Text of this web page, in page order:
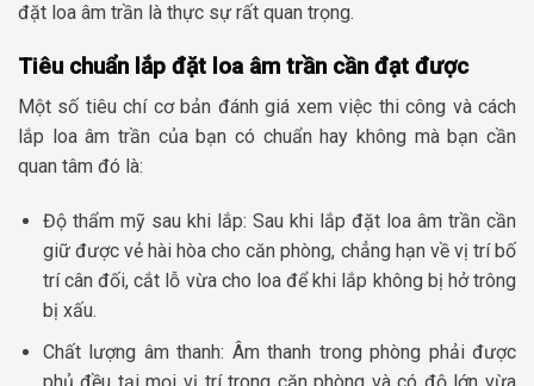
đặt loa âm trần là thực sự rất quan trọng.
Tiêu chuẩn lắp đặt loa âm trần cần đạt được
Một số tiêu chí cơ bản đánh giá xem việc thi công và cách
lắp loa âm trần của bạn có chuẩn hay không mà bạn cần
quan tâm đó là:
Độ thẩm mỹ sau khi lắp: Sau khi lắp đặt loa âm trần cần
giữ được vẻ hài hòa cho căn phòng, chẳng hạn về vị trí bố
trí cân đối, cắt lỗ vừa cho loa để khi lắp không bị hở trông
bị xấu.
Chất lượng âm thanh: Âm thanh trong phòng phải được